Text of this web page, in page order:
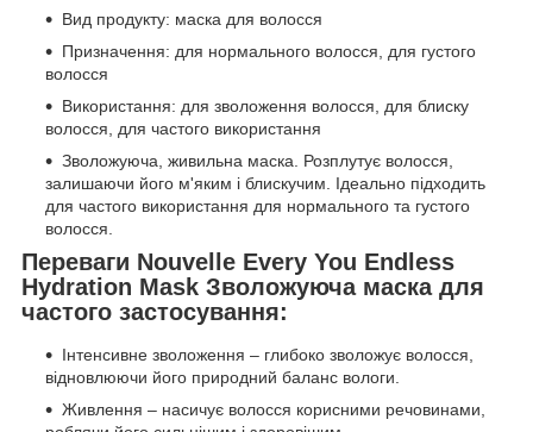
Вид продукту: маска для волосся
Призначення: для нормального волосся, для густого
волосся
Використання: для зволоження волосся, для блиску
волосся, для частого використання
Зволожуюча, живильна маска. Розплутує волосся,
залишаючи його м'яким і блискучим. Ідеально підходить
для частого використання для нормального та густого
волосся.
Переваги Nouvelle Every You Endless
Hydration Mask Зволожуюча маска для
частого застосування:
Інтенсивне зволоження – глибоко зволожує волосся,
відновлюючи його природний баланс вологи.
Живлення – насичує волосся корисними речовинами,